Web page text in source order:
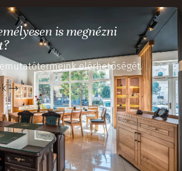
is megnézni
elérhetőségét.